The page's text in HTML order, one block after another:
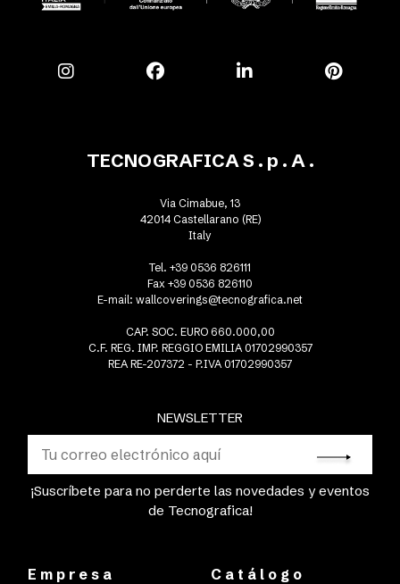
NEWSLETTER
¡Suscríbete para no perderte las novedades y eventos
de Tecnografica!
TECNOGRAFICA S . p . A .
Via Cimabue, 13
42014 Castellarano (RE)
Italy
Tel. +39 0536 826111
Fax +39 0536 826110
E-mail: wallcoverings@tecnografica.net
CAP. SOC. EURO 660.000,00
C.F. REG. IMP. REGGIO EMILIA 01702990357
REA RE-207372 - P.IVA 01702990357
Empresa Catálogo